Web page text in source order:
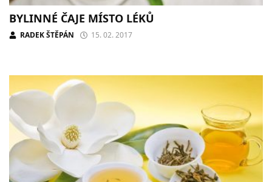
BYLINNÉ ČAJE MÍSTO LÉKŮ
RADEK ŠTĚPÁN 15. 02. 2017